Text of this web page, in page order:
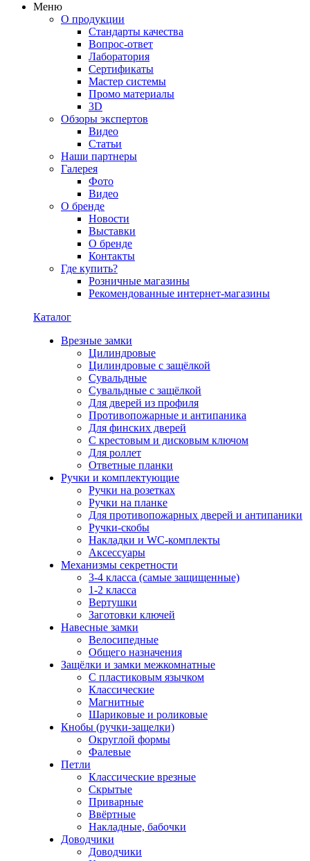
Меню
О продукции
Стандарты качества
Вопрос-ответ
Лаборатория
Сертификаты
Мастер системы
Промо материалы
3D
Обзоры экспертов
Видео
Статьи
Наши партнеры
Галерея
Фото
Видео
О бренде
Новости
Выставки
О бренде
Контакты
Где купить?
Розничные магазины
Рекомендованные интернет-магазины
Каталог
Врезные замки
Цилиндровые
Цилиндровые с защёлкой
Сувальдные
Сувальдные с защёлкой
Для дверей из профиля
Противопожарные и антипаника
Для финских дверей
С крестовым и дисковым ключом
Для роллет
Ответные планки
Ручки и комплектующие
Ручки на розетках
Ручки на планке
Для противопожарных дверей и антипаники
Ручки-скобы
Накладки и WC-комплекты
Аксессуары
Механизмы секретности
3-4 класса (самые защищенные)
1-2 класса
Вертушки
Заготовки ключей
Навесные замки
Велосипедные
Общего назначения
Защёлки и замки межкомнатные
С пластиковым язычком
Классические
Магнитные
Шариковые и роликовые
Кнобы (ручки-защелки)
Округлой формы
Фалевые
Петли
Классические врезные
Скрытые
Приварные
Ввёртные
Накладные, бабочки
Доводчики
Доводчики